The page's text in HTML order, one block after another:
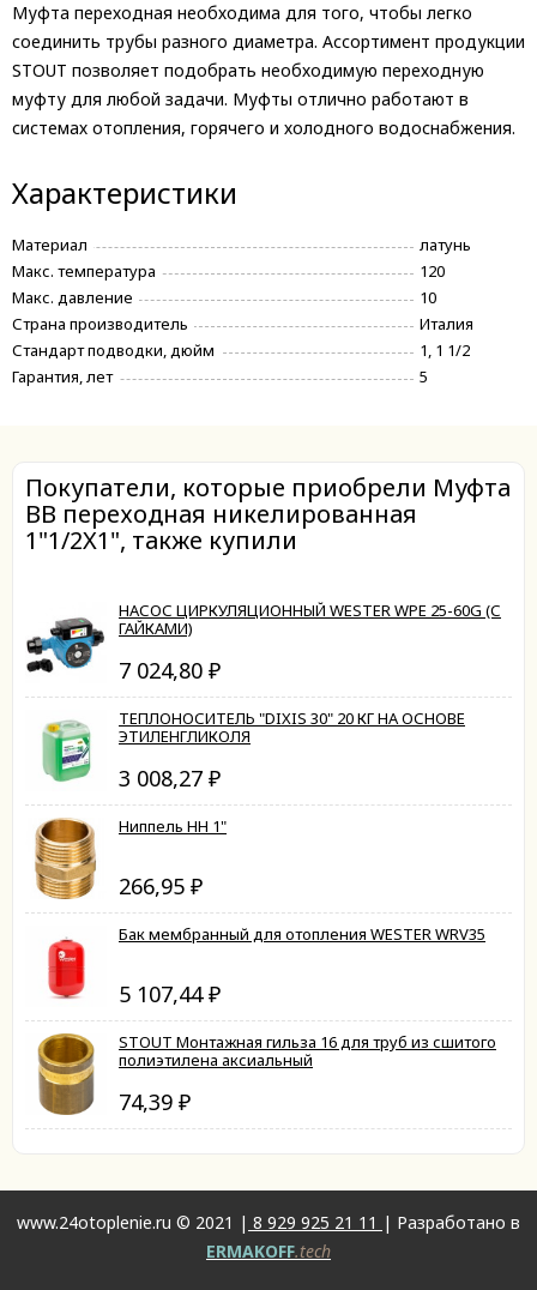
Муфта переходная необходима для того, чтобы легко
соединить трубы разного диаметра. Ассортимент продукции
STOUT позволяет подобрать необходимую переходную
муфту для любой задачи. Муфты отлично работают в
системах отопления, горячего и холодного водоснабжения.
Характеристики
Материал
латунь
Макс. температура
120
Макс. давление
10
Страна производитель
Италия
Стандарт подводки, дюйм
1, 1 1/2
Гарантия, лет
5
Покупатели, которые приобрели Муфта
ВВ переходная никелированная
1"1/2X1", также купили
НАСОС ЦИРКУЛЯЦИОННЫЙ WESTER WPE 25-60G (С
ГАЙКАМИ)
7 024,80 ₽
ТЕПЛОНОСИТЕЛЬ "DIXIS 30" 20 КГ НА ОСНОВЕ
ЭТИЛЕНГЛИКОЛЯ
3 008,27 ₽
Ниппель НН 1"
266,95 ₽
Бак мембранный для отопления WESTER WRV35
5 107,44 ₽
STOUT Монтажная гильза 16 для труб из сшитого
полиэтилена аксиальный
74,39 ₽
www.24otoplenie.ru © 2021 | 8 929 925 21 11 | Разработано в
ERMAKOFF.tech